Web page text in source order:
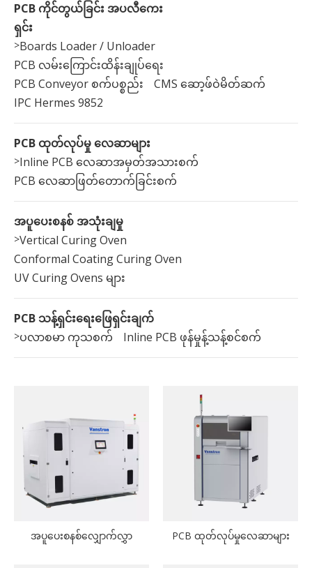
PCB ကိုင်တွယ်ခြင်း အပလီကေး
ရှင်း
>Boards Loader / Unloader
PCB လမ်းကြောင်းထိန်းချုပ်ရေး
PCB Conveyor စက်ပစ္စည်း
CMS ဆော့ဖ်ဝဲမိတ်ဆက်
IPC Hermes 9852
PCB ထုတ်လုပ်မှု လေဆာများ
>Inline PCB လေဆာအမှတ်အသားစက်
PCB လေဆာဖြတ်တောက်ခြင်းစက်
အပူပေးစနစ် အသုံးချမှု
>Vertical Curing Oven
Conformal Coating Curing Oven
UV Curing Ovens များ
PCB သန့်ရှင်းရေးဖြေရှင်းချက်
>ပလာစမာ ကုသစက် Inline PCB ဖုန်မှုန့်သန့်စင်စက်
အပူပေးစနစ်လျှောက်လွှာ PCB ထုတ်လုပ်မှုလေဆာများ